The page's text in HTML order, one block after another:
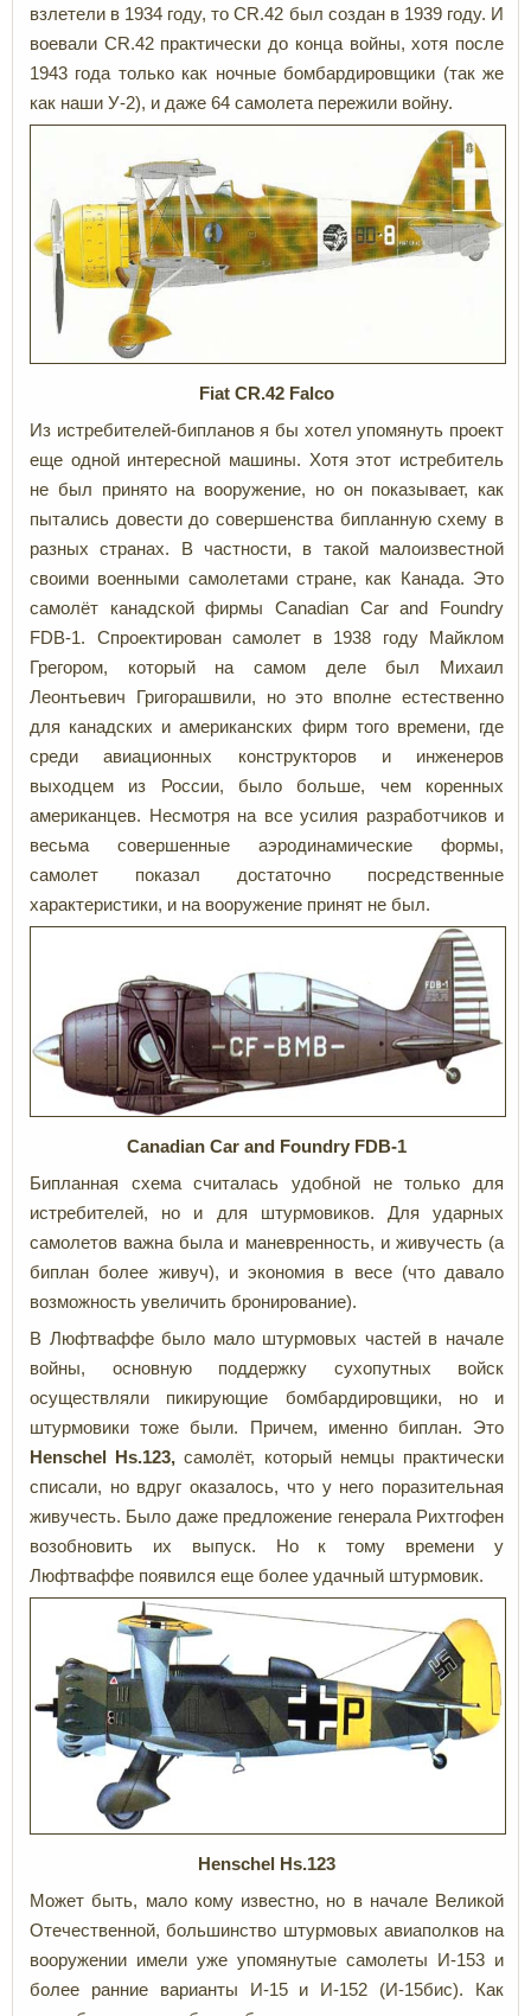
взлетели в 1934 году, то CR.42 был создан в 1939 году. И
воевали CR.42 практически до конца войны, хотя после
1943 года только как ночные бомбардировщики (так же
как наши У-2), и даже 64 самолета пережили войну.
Fiat CR.42 Falco
Из истребителей-бипланов я бы хотел упомянуть проект
еще одной интересной машины. Хотя этот истребитель
не был принято на вооружение, но он показывает, как
пытались довести до совершенства бипланную схему в
разных странах. В частности, в такой малоизвестной
своими военными самолетами стране, как Канада. Это
самолёт канадской фирмы
Canadian Car and Foundry
FDB-1. Спроектирован самолет в 1938 году Майклом
Грегором, который на самом деле был Михаил
Леонтьевич Григорашвили, но это вполне естественно
для канадских и американских фирм того времени, где
среди авиационных конструкторов и инженеров
выходцем из России, было больше, чем коренных
американцев. Несмотря на все усилия разработчиков и
весьма совершенные аэродинамические формы,
самолет показал достаточно посредственные
характеристики, и на вооружение принят не был.
Canadian Car and Foundry FDB-1
Бипланная схема считалась удобной не только для
истребителей, но и для штурмовиков. Для ударных
самолетов важна была и маневренность, и живучесть (а
биплан более живуч), и экономия в весе (что давало
возможность увеличить бронирование).
В Люфтваффе было мало штурмовых частей в начале
войны, основную поддержку сухопутных войск
осуществляли пикирующие бомбардировщики, но и
штурмовики тоже были. Причем, именно биплан. Это
Henschel Hs.123,самолёт, который немцы практически
списали, но вдруг оказалось, что у него поразительная
живучесть. Было даже предложение генерала Рихтгофен
возобновить их выпуск. Но к тому времени у
Люфтваффе появился еще более удачный штурмовик.
Henschel Hs.123
Может быть, мало кому известно, но в начале Великой
Отечественной, большинство штурмовых авиаполков на
вооружении имели уже упомянутые самолеты И-153 и
более ранние варианты И-15 и И-152 (И-15бис). Как